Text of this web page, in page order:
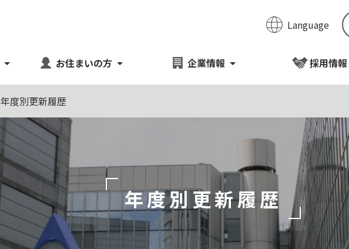
Language
お住まいの方 企業情報 採用情報
年度別更新履歴
年度別更新履歴